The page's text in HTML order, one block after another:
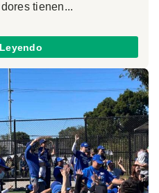
tienen...